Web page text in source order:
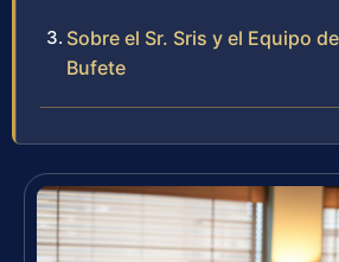
Sobre el Sr. Sris y el Equipo
Bufete